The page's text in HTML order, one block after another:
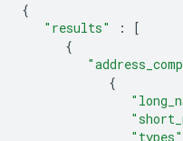
{
"results"
:
[
{
{
"types"